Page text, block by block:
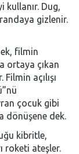
kullanır. Dug,
gizlenir.
filmin
ortaya çıkan
açılışı
çocuk gibi
dönüşene dek.
kibritle,
roketi ateşler.